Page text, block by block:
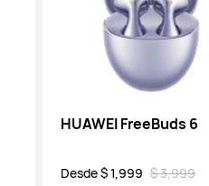
HUAWEI FreeBuds 6
Desde $ 1,999 $ 3,999